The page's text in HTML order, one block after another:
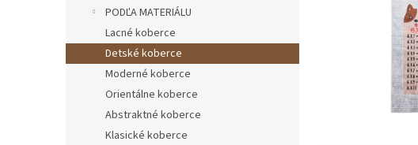
PODĽA MATERIÁLU
Lacné koberce
Detské koberce
Moderné koberce
Orientálne koberce
Abstraktné koberce
Klasické koberce